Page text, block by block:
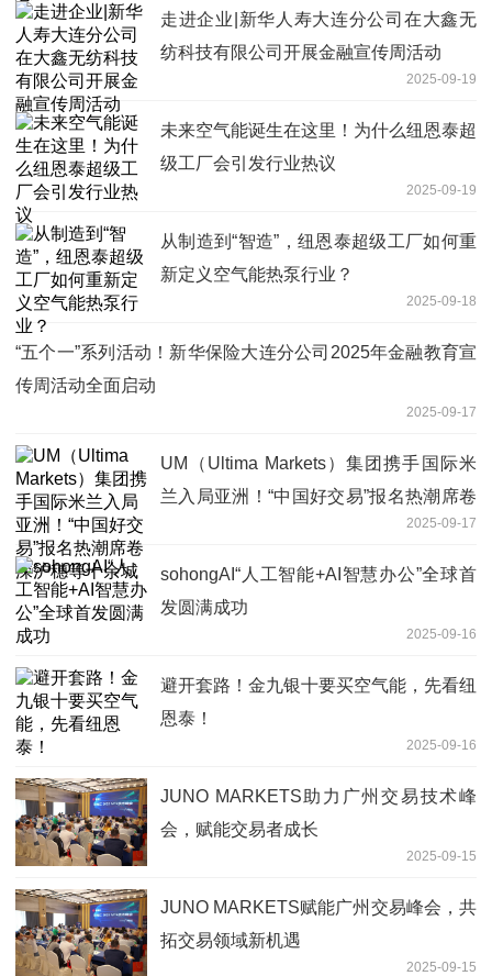
走进企业|新华人寿大连分公司在大鑫无
纺科技有限公司开展金融宣传周活动
2025-09-19
未来空气能诞生在这里！为什么纽恩泰超
级工厂会引发行业热议
2025-09-19
从制造到“智造”，纽恩泰超级工厂如何重
新定义空气能热泵行业？
2025-09-18
“五个一”系列活动！新华保险大连分公司2025年金融教育宣
传周活动全面启动
2025-09-17
UM（Ultima Markets）集团携手国际米
兰入局亚洲！“中国好交易”报名热潮席卷
2025-09-17
sohongAI“人工智能+AI智慧办公”全球首
发圆满成功
2025-09-16
避开套路！金九银十要买空气能，先看纽
恩泰！
2025-09-16
JUNO MARKETS助力广州交易技术峰
会，赋能交易者成长
2025-09-15
JUNO MARKETS赋能广州交易峰会，共
拓交易领域新机遇
2025-09-15